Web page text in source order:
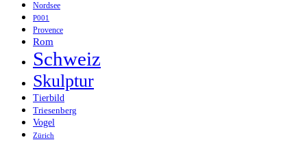
Nordsee
P001
Provence
Rom
Schweiz
Skulptur
Tierbild
Triesenberg
Vogel
Zürich